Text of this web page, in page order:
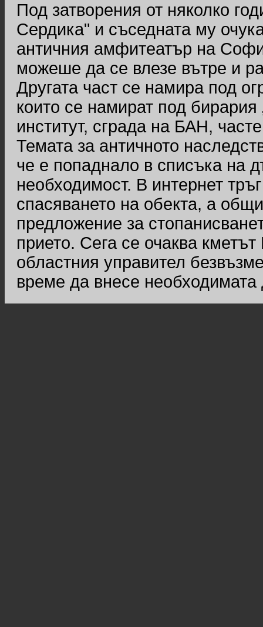
Под затворения от няколко
Сердика" и съседната му
античния амфитеатър на
можеше да се влезе вътре и
Другата част се намира под
които се намират под
институт, сграда на БАН,
Темата за античното
че е попаднало в списъка на
необходимост. В интернет
спасяването на обекта, а
предложение за
прието. Сега се очаква
областния управител
време да внесе необходимата